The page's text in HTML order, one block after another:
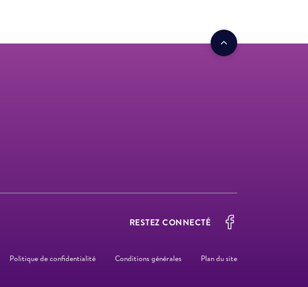
RESTEZ CONNECTÉ
Politique de confidentialité Conditions générales Plan du site